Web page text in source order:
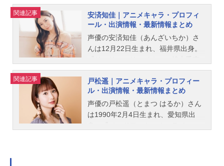
島緑輝役をはじめ、『BanG Drea
m!』の松原花音役など、人気作品の
キャラクターを演じています。こち
らでは、豊田萌絵さんのオススメ記
事をご紹介！
関連記事
安済知佳｜アニメキャラ・プロフィ
ール・出演情報・最新情報まとめ
声優の安済知佳（あんざいちか）さ
んは12月22日生まれ、福井県出身。
役をはじめ、『響け！ユーフォニア
ム』の高坂麗奈役など、人気作品の
キャラクターを演じています。こち
らでは、安済知佳さんのオススメ記
事をご紹介！
関連記事
戸松遥｜アニメキャラ・プロフィー
ル・出演情報・最新情報まとめ
声優の戸松遥（とまつ はるか）さん
は1990年2月4日生まれ、愛知県出